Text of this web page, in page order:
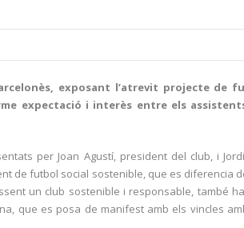
exposant l’atrevit projecte de
expectació i interès entre els
per Joan Agustí, president del club, i
de futbol social sostenible, que es diferencia
un club sostenible i responsable, també
que es posa de manifest amb els vincles